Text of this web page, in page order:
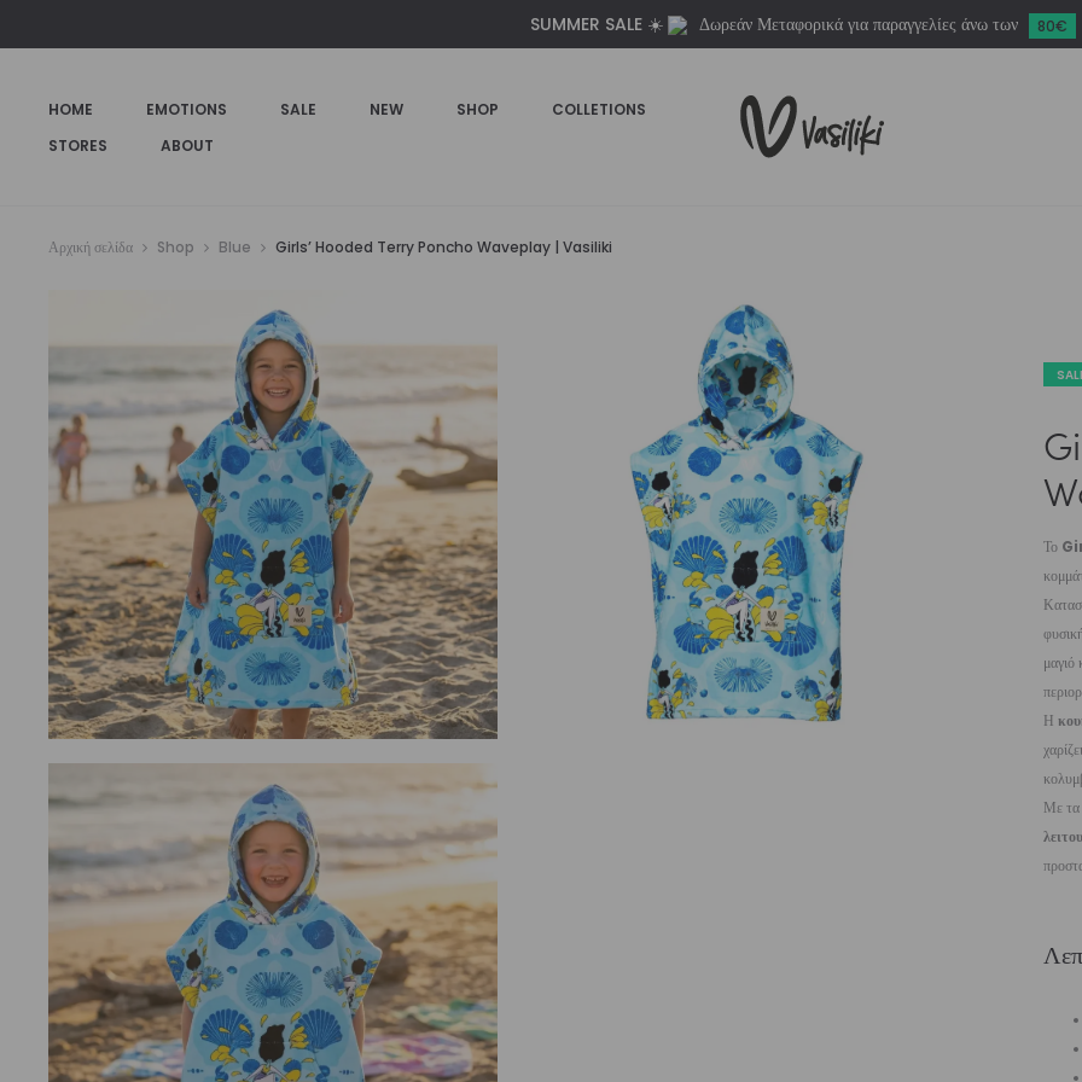
SUMMER SALE ☀️ Δωρεάν Μεταφορικά για παραγγελίες άνω των 80€
HOME EMOTIONS SALE NEW SHOP
COLLETIONS
STORES
ABOUT
Αρχική σελίδα Shop Blue Girls’ Hooded Terry Poncho Waveplay | Vasiliki
Το
μαγιό
Η
Με τα